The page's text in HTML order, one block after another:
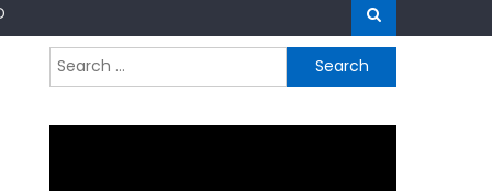
Search
for: